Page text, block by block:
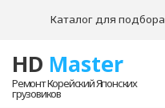
Каталог для подбора
О компании
HD Master
Ремонт Корейский Японских
грузовиков